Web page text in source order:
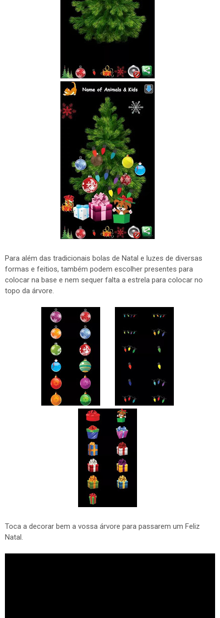
Para além das tradicionais bolas de Natal e luzes de diversas
formas e feitios, também podem escolher presentes para
colocar na base e nem sequer falta a estrela para colocar no
topo da árvore.
Toca a decorar bem a vossa árvore para passarem um Feliz
Natal.